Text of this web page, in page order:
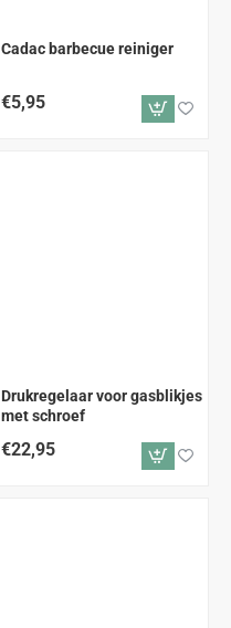
Cadac barbecue reiniger
€5,95
Drukregelaar voor gasblikjes
met schroef
€22,95